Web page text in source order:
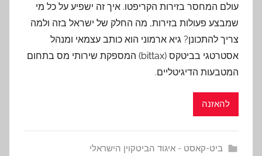
עולם המחסר בזירות הקריפטו. איך זה ישפיע על כל מי
שמבצע פעולות בזירות, מה החלק של ישראל בזה ולמה
צריך להתכונן? גיא ארמוני הוא כותב עצמאי ומנהל
אסטרטגי בביטקס (bittax) המספקת שירותי מס בתחום
המטבעות הדיגיטליים.
להאזנה
ביט-קאסט - איגוד הביטקוין הישראלי